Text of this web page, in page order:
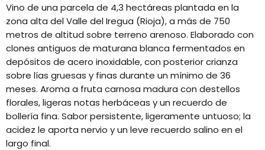
Vino de una parcela de 4,3 hectáreas plantada en la
zona alta del Valle del Iregua (Rioja), a más de 750
metros de altitud sobre terreno arenoso. Elaborado con
clones antiguos de maturana blanca fermentados en
depósitos de acero inoxidable, con posterior crianza
sobre lías gruesas y finas durante un mínimo de 36
meses. Aroma a fruta carnosa madura con destellos
florales, ligeras notas herbáceas y un recuerdo de
bollería fina. Sabor persistente, ligeramente untuoso; la
acidez le aporta nervio y un leve recuerdo salino en el
largo final.